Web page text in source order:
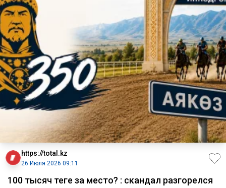
https://total.kz
26 Июля 2026 09:11
100 тысяч теңге за место? : скандал разгорелся